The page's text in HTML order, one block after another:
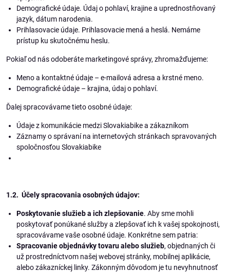
Demografické údaje. Údaj o pohlaví, krajine a uprednostňovaný
jazyk, dátum narodenia.
Prihlasovacie údaje. Prihlasovacie mená a heslá. Nemáme
prístup ku skutočnému heslu.
Pokiaľ od nás odoberáte marketingové správy, zhromažďujeme:
Meno a kontaktné údaje – e-mailová adresa a krstné meno.
Demografické údaje – krajina, údaj o pohlaví.
Ďalej spracovávame tieto osobné údaje:
Údaje z komunikácie medzi Slovakiabike a zákazníkom
Záznamy o správaní na internetových stránkach spravovaných
spoločnosťou Slovakiabike
1.2. Účely spracovania osobných údajov:
Poskytovanie služieb a ich zlepšovanie. Aby sme mohli
poskytovať ponúkané služby a zlepšovať ich k vašej spokojnosti,
spracovávame vaše osobné údaje. Konkrétne sem patria:
Spracovanie objednávky tovaru alebo služieb, objednaných či
už prostredníctvom našej webovej stránky, mobilnej aplikácie,
alebo zákazníckej linky. Zákonným dôvodom je tu nevyhnutnosť